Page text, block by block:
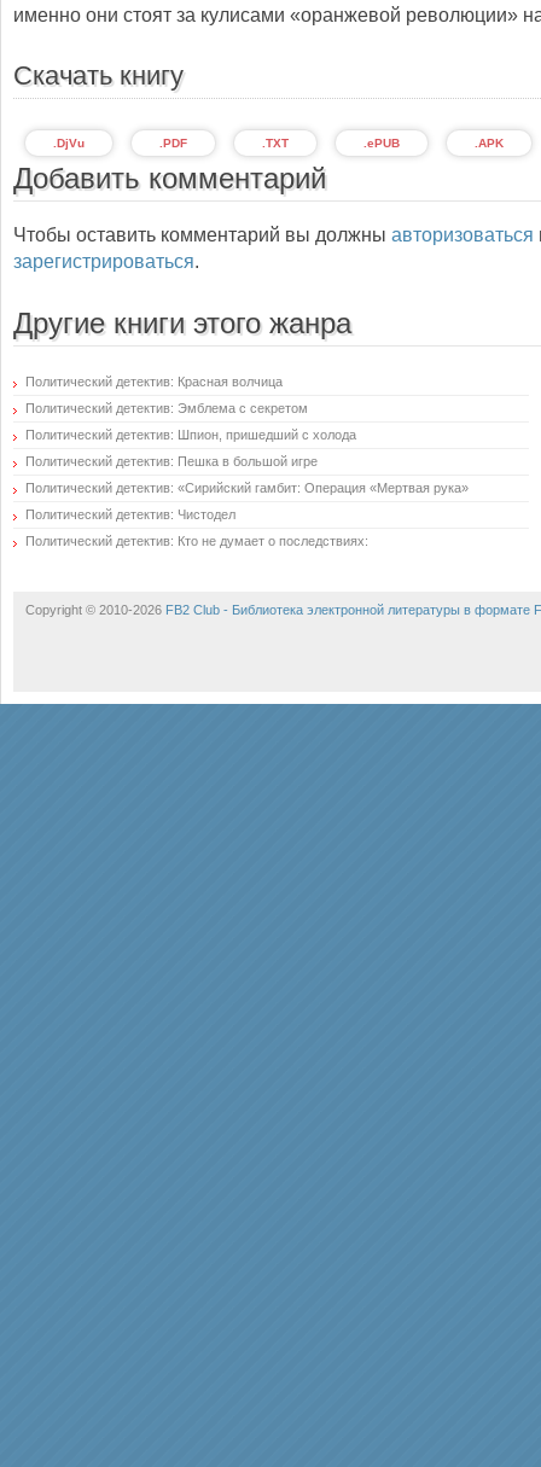
именно они стоят за кулисами «оранжевой революции»
Скачать книгу
.APK
.ePUB
.TXT
.PDF
.DjVu
Добавить комментарий
Чтобы оставить комментарий вы должны авторизоваться
зарегистрироваться.
Другие книги этого жанра
Политический детектив: Красная волчица
Политический детектив: Эмблема с секретом
Политический детектив: Шпион, пришедший с холода
Политический детектив: Пешка в большой игре
Политический детектив: «Сирийский гамбит: Операция «Мертвая рука»
Политический детектив: Чистодел
Политический детектив: Кто не думает о последствиях:
Copyright © 2010-2026 FB2 Club - Библиотека электронной литературы в формате